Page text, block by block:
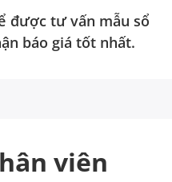
được tư vấn mẫu sổ
báo giá tốt nhất.
viên